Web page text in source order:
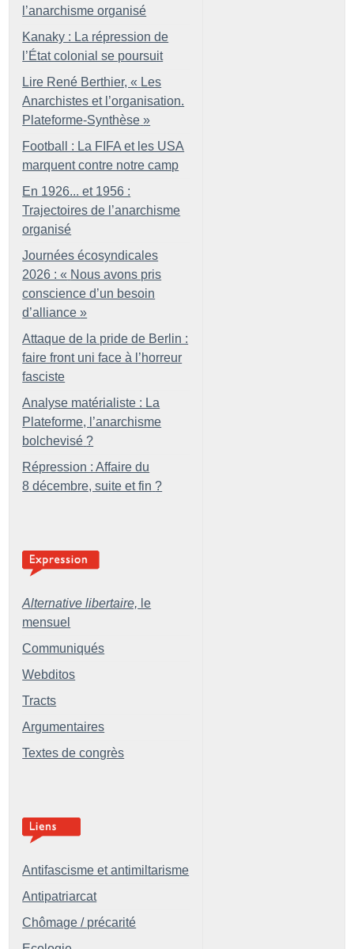
l’anarchisme organisé
Kanaky : La répression de
l’État colonial se poursuit
Lire René Berthier, « Les
Anarchistes et l’organisation.
Plateforme-Synthèse »
Football : La FIFA et les USA
marquent contre notre camp
En 1926... et 1956 :
Trajectoires de l’anarchisme
organisé
Journées écosyndicales
2026 : « Nous avons pris
conscience d’un besoin
d’alliance »
Attaque de la pride de Berlin :
faire front uni face à l’horreur
fasciste
Analyse matérialiste : La
Plateforme, l’anarchisme
bolchevisé ?
Répression : Affaire du
8 décembre, suite et fin ?
Alternative libertaire, le
mensuel
Communiqués
Webditos
Tracts
Argumentaires
Textes de congrès
Antifascisme et antimiltarisme
Antipatriarcat
Chômage / précarité